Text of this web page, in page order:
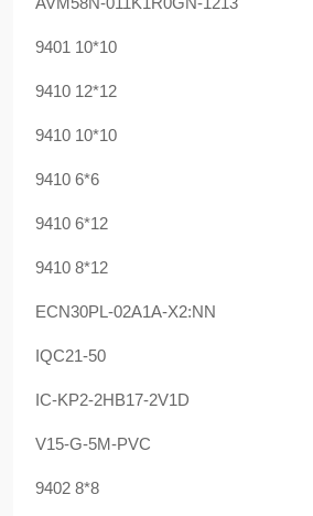
9401 10*10
9410 12*12
9410 10*10
9410 6*6
9410 6*12
9410 8*12
ECN30PL-02A1A-X2:NN
IQC21-50
IC-KP2-2HB17-2V1D
V15-G-5M-PVC
9402 8*8